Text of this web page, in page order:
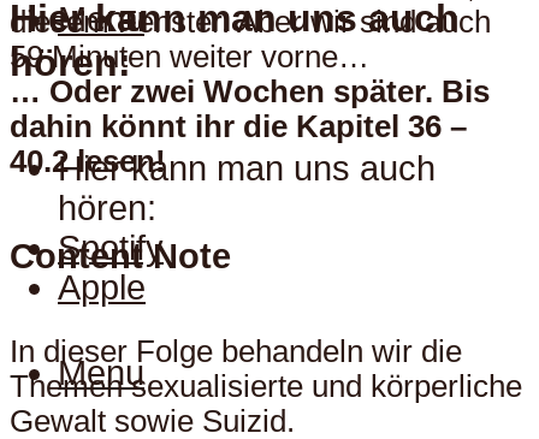
Menu
Hier kann man uns auch
hören:
Hier kann man uns auch
hören:
Spotify
Apple
Menu
diesem Fenster. Aber wir sind auch
59 Minuten weiter vorne…
… Oder zwei Wochen später. Bis
dahin könnt ihr die Kapitel 36 –
40.2 lesen!
Content Note
In dieser Folge behandeln wir die
Themen sexualisierte und körperliche
Gewalt sowie Suizid.